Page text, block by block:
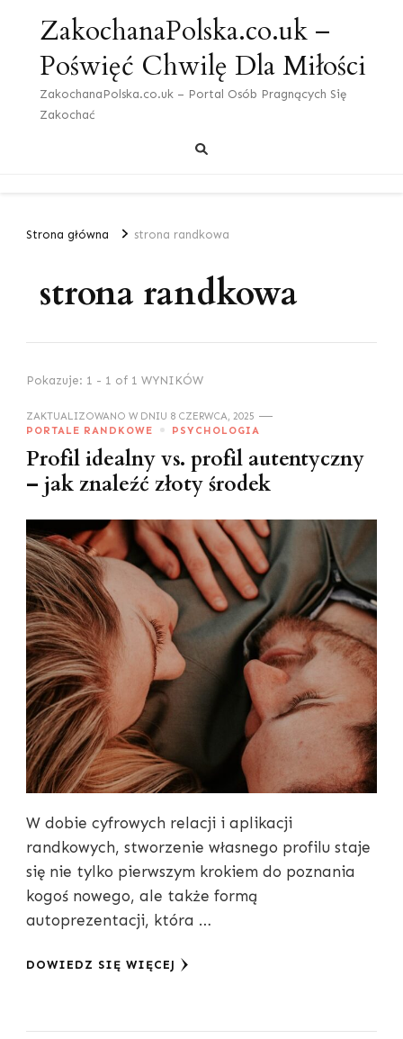
ZakochanaPolska.co.uk –
Poświęć Chwilę Dla Miłości
ZakochanaPolska.co.uk – Portal Osób Pragnących Się
Zakochać
Strona główna strona randkowa
strona randkowa
Pokazuje: 1 - 1 of 1 WYNIKÓW
ZAKTUALIZOWANO W DNIU 8 CZERWCA, 2025
PORTALE RANDKOWE
PSYCHOLOGIA
Profil idealny vs. profil autentyczny
– jak znaleźć złoty środek
W dobie cyfrowych relacji i aplikacji
randkowych, stworzenie własnego profilu staje
się nie tylko pierwszym krokiem do poznania
kogoś nowego, ale także formą
autoprezentacji, która …
DOWIEDZ SIĘ WIĘCEJ